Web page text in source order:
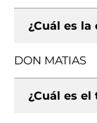
¿Cuál es
DON MATIAS
¿Cuál es el